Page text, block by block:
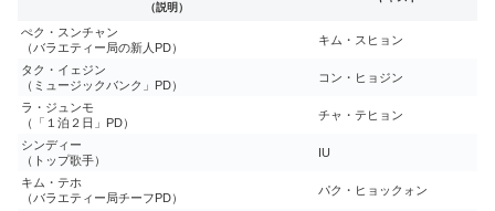
（説明）
ぺク・スンチャン
（バラエティー局の新人PD）
キム・スヒョン
タク・イェジン
（ミュージックバンク」PD）
コン・ヒョジン
ラ・ジュンモ
（「１泊２日」PD）
チャ・テヒョン
シンディー
（トップ歌手）
IU
キム・テホ
（バラエティー局チーフPD）
パク・ヒョックォン